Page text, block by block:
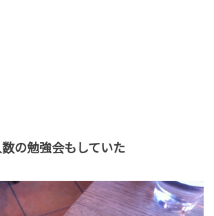
数の勉強会もしていた